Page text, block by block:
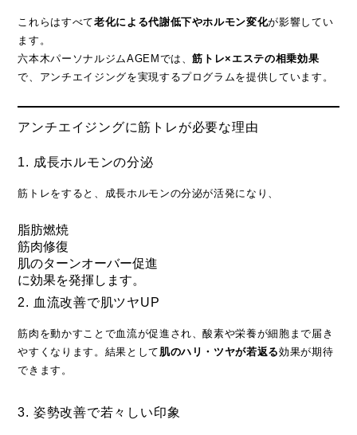
これらはすべて老化による代謝低下やホルモン変化が影響してい
ます。
六本木パーソナルジムAGEMでは、筋トレ×エステの相乗効果
で、アンチエイジングを実現するプログラムを提供しています。
アンチエイジングに筋トレが必要な理由
1. 成長ホルモンの分泌
筋トレをすると、成長ホルモンの分泌が活発になり、
脂肪燃焼
筋肉修復
肌のターンオーバー促進
に効果を発揮します。
2. 血流改善で肌ツヤUP
筋肉を動かすことで血流が促進され、酸素や栄養が細胞まで届き
やすくなります。結果として 肌のハリ・ツヤが若返る効果が期待
できます。
3. 姿勢改善で若々しい印象